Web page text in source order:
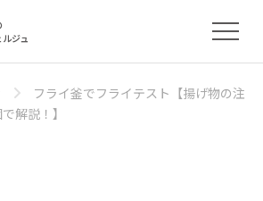
ジュ
フライ釜でフライテスト【揚げ物の注
解説！】